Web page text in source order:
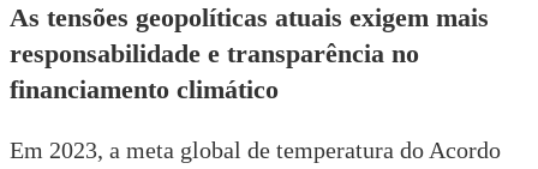
As tensões geopolíticas atuais exigem mais
responsabilidade e transparência no
financiamento climático
Em 2023, a meta global de temperatura do Acordo